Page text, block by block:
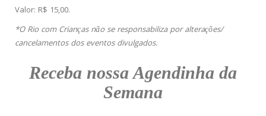
Valor: R$ 15,00.
*O Rio com Crianças não se responsabiliza por alterações/
cancelamentos dos eventos divulgados.
Receba nossa Agendinha da
Semana